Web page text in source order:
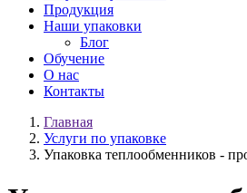
Продукция
Наши упаковки
Блог
Обучение
О нас
Контакты
Главная
Услуги по упаковке
Упаковка теплообменников -